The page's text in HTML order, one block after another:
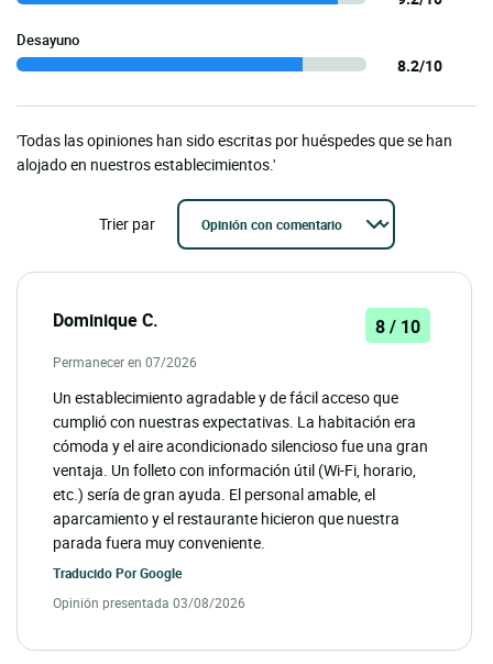
Desayuno
8.2/10
'Todas las opiniones han sido escritas por huéspedes que se han
alojado en nuestros establecimientos.'
Trier par
Dominique C. 8 / 10
Permanecer en 07/2026
Un establecimiento agradable y de fácil acceso que
cumplió con nuestras expectativas. La habitación era
cómoda y el aire acondicionado silencioso fue una gran
ventaja. Un folleto con información útil (Wi-Fi, horario,
etc.) sería de gran ayuda. El personal amable, el
aparcamiento y el restaurante hicieron que nuestra
parada fuera muy conveniente.
Traducido PorGoogle
Opinión presentada 03/08/2026